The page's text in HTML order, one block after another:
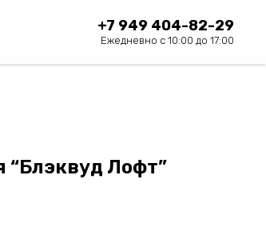
+7 949 404-82-29
Ежедневно с 10:00 до 17:00
“Блэквуд Лофт”